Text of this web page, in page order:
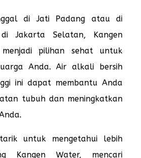
di Jati Padang atau di
Jakarta Selatan, Kangen
pilihan sehat untuk
Anda. Air alkali bersih
ini dapat membantu Anda
tubuh dan meningkatkan
untuk mengetahui lebih
Kangen Water, mencari